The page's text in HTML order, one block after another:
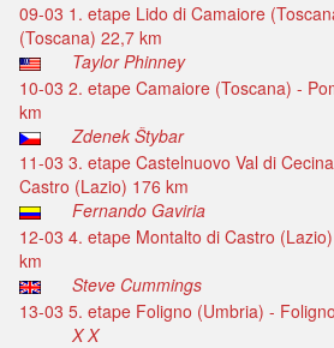
09-03 1. etape Lido di Camaiore
(Toscana) 22,7 km
Taylor Phinney
10-03 2. etape Camaiore (Toscana) -
km
Zdenek Štybar
11-03 3. etape Castelnuovo Val di
Castro (Lazio) 176 km
Fernando Gaviria
12-03 4. etape Montalto di Castro
km
Steve Cummings
13-03 5. etape Foligno (Umbria) -
X X